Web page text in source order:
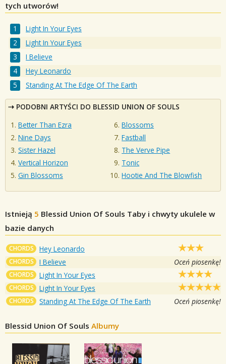
tych utworów!
Light In Your Eyes
Light In Your Eyes
I Believe
Hey Leonardo
Standing At The Edge Of The Earth
PODOBNI ARTYŚCI DO BLESSID UNION OF SOULS
Better Than Ezra
Nine Days
Sister Hazel
Vertical Horizon
Gin Blossoms
Blossoms
Fastball
The Verve Pipe
Tonic
Hootie And The Blowfish
Istnieją 5 Blessid Union Of Souls Taby i chwyty ukulele w
bazie danych
CHORDS Hey Leonardo
CHORDS I Believe Oceń piosenkę!
CHORDS Light In Your Eyes
CHORDS Light In Your Eyes
CHORDS Standing At The Edge Of The Earth Oceń piosenkę!
Blessid Union Of Souls Albumy